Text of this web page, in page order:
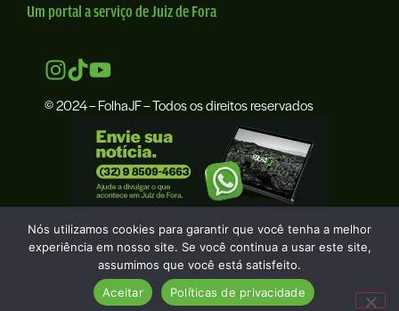
Um portal a serviço de Juiz de Fora
© 2024 – FolhaJF – Todos os direitos reservados
Nós utilizamos cookies para garantir que você tenha a melhor
experiência em nosso site. Se você continua a usar este site,
assumimos que você está satisfeito.
Aceitar
Políticas de privacidade